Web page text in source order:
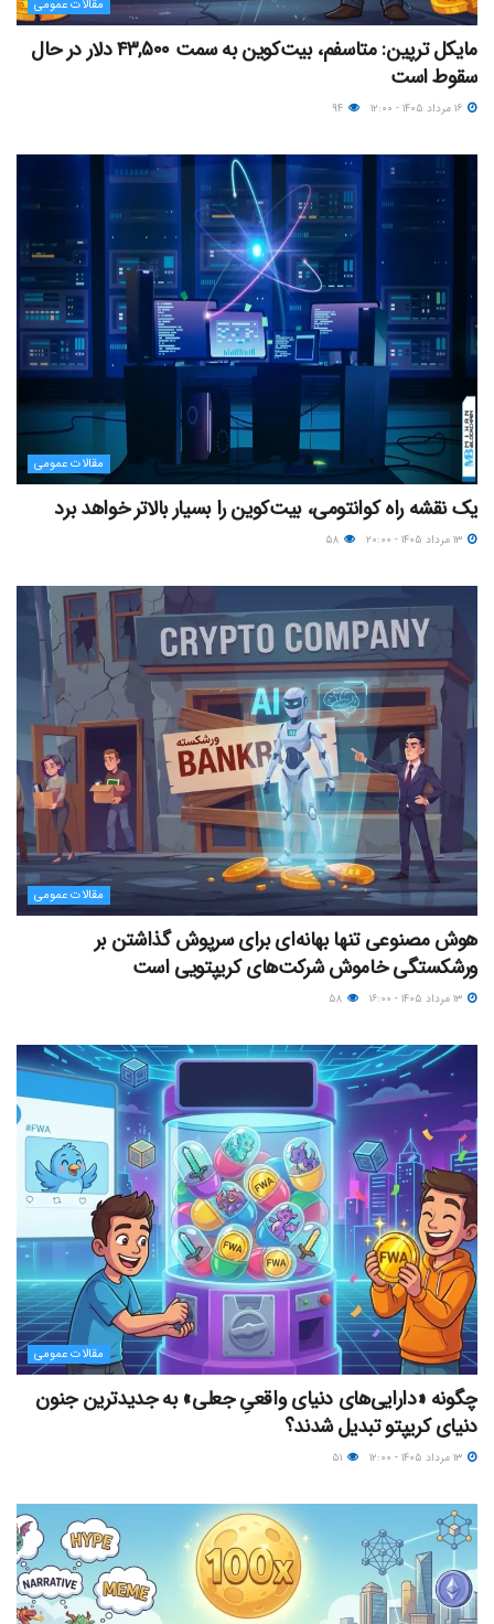
مقالات عمومی
مایکل ترپین: متاسفم، بیت‌کوین به سمت ۴۳,۵۰۰ دلار در حال
سقوط است
مقالات عمومی
یک نقشه راه کوانتومی، بیت‌کوین را بسیار بالاتر خواهد برد
مقالات عمومی
هوش مصنوعی تنها بهانه‌ای برای سرپوش گذاشتن بر
ورشکستگی خاموش شرکت‌های کریپتویی است
مقالات عمومی
چگونه «دارایی‌های دنیای واقعیِ جعلی» به جدیدترین جنون
دنیای کریپتو تبدیل شدند؟